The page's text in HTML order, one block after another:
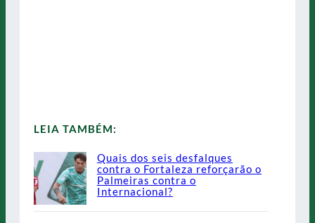
LEIA TAMBÉM:
Quais dos seis desfalques
contra o Fortaleza reforçarão o
Palmeiras contra o
Internacional?